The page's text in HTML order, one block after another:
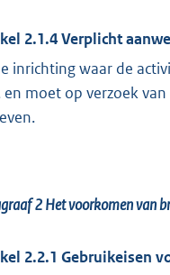
2.1.4 Verplicht
inrichting waar de
en moet op verzoek
2Het voorkomen van
2.2.1 Gebruikeisen